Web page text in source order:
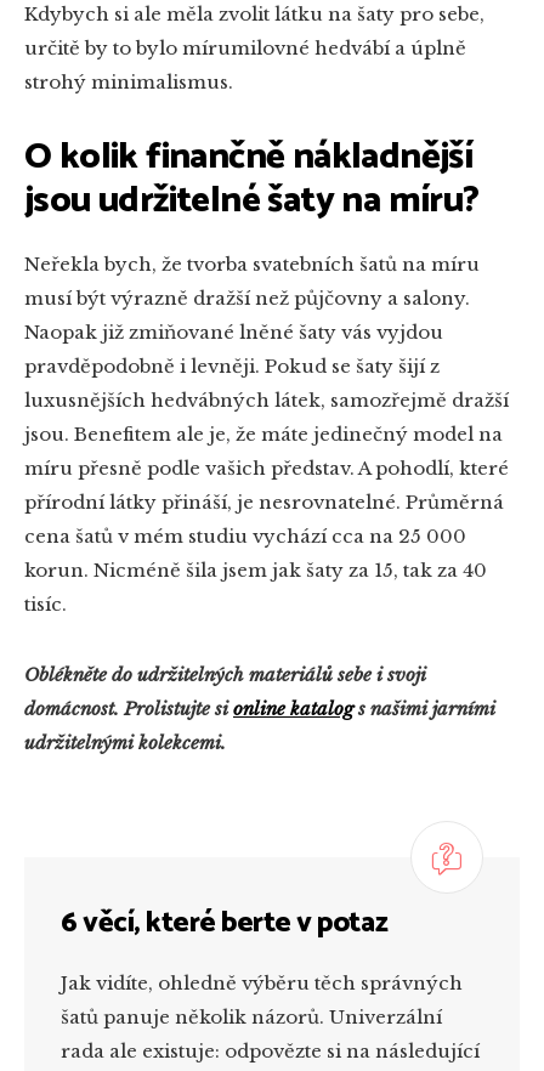
Kdybych si ale měla zvolit látku na šaty pro sebe,
určitě by to bylo mírumilovné hedvábí a úplně
strohý minimalismus.
O kolik finančně nákladnější
jsou udržitelné šaty na míru?
Neřekla bych, že tvorba svatebních šatů na míru
musí být výrazně dražší než půjčovny a salony.
Naopak již zmiňované lněné šaty vás vyjdou
pravděpodobně i levněji. Pokud se šaty šijí z
luxusnějších hedvábných látek, samozřejmě dražší
jsou. Benefitem ale je, že máte jedinečný model na
míru přesně podle vašich představ. A pohodlí, které
přírodní látky přináší, je nesrovnatelné. Průměrná
cena šatů v mém studiu vychází cca na 25 000
korun. Nicméně šila jsem jak šaty za 15, tak za 40
tisíc.
Oblékněte do udržitelných materiálů sebe i svoji
domácnost. Prolistujte sionline katalogs našimi jarními
udržitelnými kolekcemi.
6 věcí, které berte v potaz
Jak vidíte, ohledně výběru těch správných
šatů panuje několik názorů. Univerzální
rada ale existuje: odpovězte si na následující